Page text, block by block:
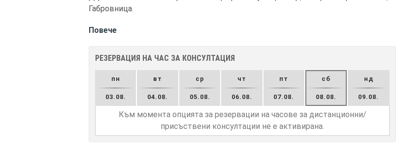
Габровница.
Повече
РЕЗЕРВАЦИЯ НА ЧАС ЗА КОНСУЛТАЦИЯ
пн
03.08.
вт
04.08.
ср
05.08.
чт
06.08.
пт
07.08.
сб
08.08.
нд
09.08.
Към момента опцията за резервации на часове за дистанционни/
присъствени консултации не е активирана.